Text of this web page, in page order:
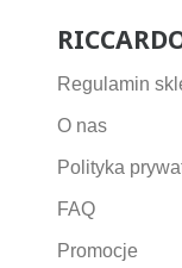
Regulamin
O nas
Polityka
FAQ
Promocje